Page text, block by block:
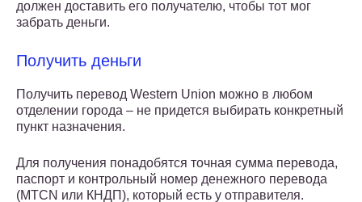
должен доставить его получателю, чтобы тот мог
забрать деньги.
Получить деньги
Получить перевод Western Union можно в любом
отделении города – не придется выбирать конкретный
пункт назначения.
Для получения понадобятся точная сумма перевода,
паспорт и контрольный номер денежного перевода
(MTCN или КНДП), который есть у отправителя.